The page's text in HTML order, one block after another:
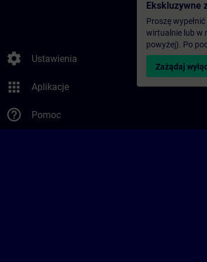
settings Ustawienia
apps Aplikacje
help_outline Pomoc
Ekskluzywne
Proszę
wirtualnie lub w
powyżej). Po
Zażądaj